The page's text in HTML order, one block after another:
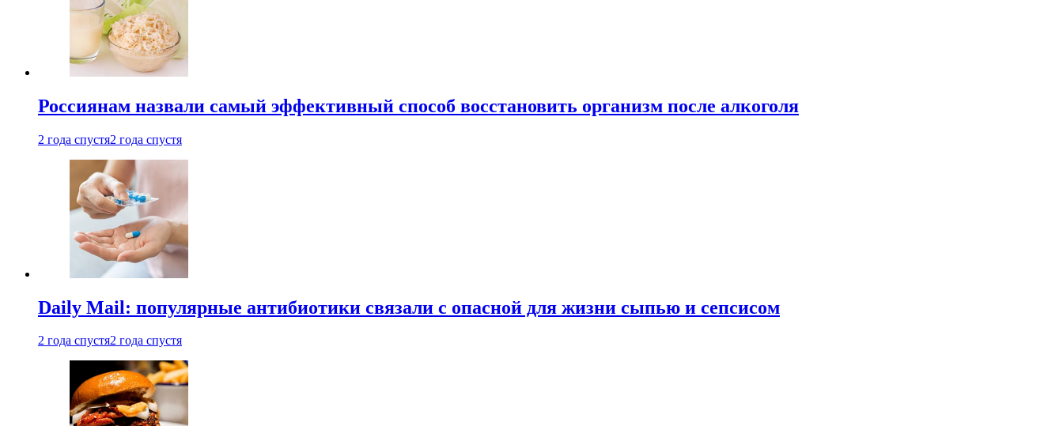
Россиянам назвали самый эффективный способ восстановить организм после алкоголя
2 года спустя2 года спустя
Daily Mail: популярные антибиотики связали с опасной для жизни сыпью и сепсисом
2 года спустя2 года спустя